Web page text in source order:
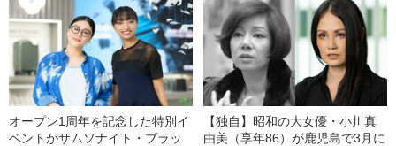
オープン1周年を記念した特別イ
ベントがサムソナイト・ブラッ
【独自】昭和の大女優・小川真
由美（享年86）が鹿児島で3月に